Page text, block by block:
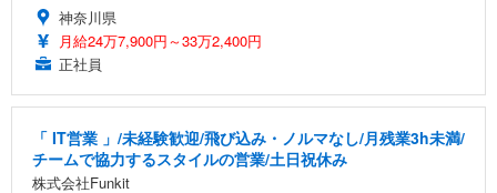
神奈川県
月給24万7,900円～33万2,400円
正社員
「 IT営業 」/未経験歓迎/飛び込み・ノルマなし/月残業3h未満/
チームで協力するスタイルの営業/土日祝休み
株式会社Funkit